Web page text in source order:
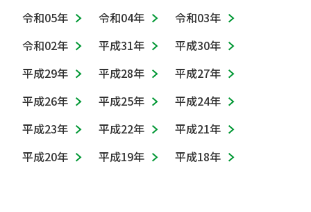
令和05年
令和04年
令和03年
令和02年
平成31年
平成30年
平成29年
平成28年
平成27年
平成26年
平成25年
平成24年
平成23年
平成22年
平成21年
平成20年
平成19年 平成18年